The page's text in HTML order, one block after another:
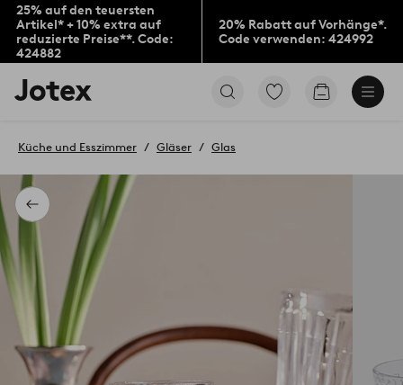
25% auf den teuersten
Artikel* + 10% extra auf
reduzierte Preise**. Code:
424882
20% Rabatt auf Vorhänge*.
Code verwenden: 424992
Jotex-
Logo
Startseite
Zu
Produkten
Zum
Zurück
Küche und Esszimmer Gläser Glas